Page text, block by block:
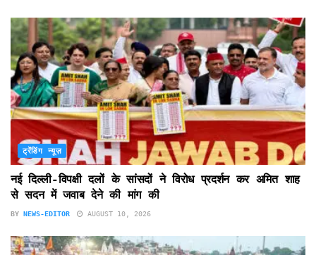
ट्रेंडिंग न्यूज़
नई दिल्ली-विपक्षी दलों के सांसदों ने विरोध प्रदर्शन कर अमित शाह
से सदन में जवाब देने की मांग की
BY NEWS-EDITOR AUGUST 10, 2026